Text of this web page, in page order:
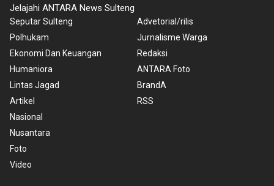
Jelajahi ANTARA News Sulteng
Seputar Sulteng
Polhukam
Ekonomi Dan Keuangan
Humaniora
Lintas Jagad
Artikel
Nasional
Nusantara
Foto
Video
Advetorial/rilis
Jurnalisme Warga
Redaksi
ANTARA Foto
BrandA
RSS